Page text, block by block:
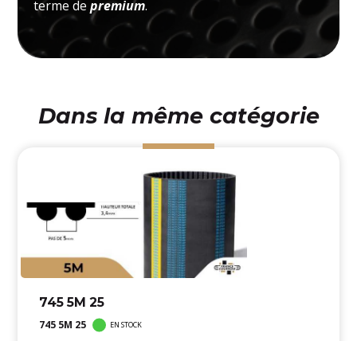
terme depremium.
Dans la même catégorie
745 5M 25
745 5M 25 EN STOCK